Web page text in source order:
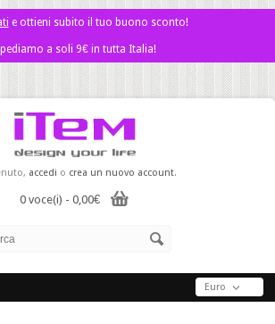
e ottieni subito il tuo buono sconto!
a soli 9€ in tutta Italia!
accedi o crea un nuovo account.
0 voce(i) - 0,00€
Euro